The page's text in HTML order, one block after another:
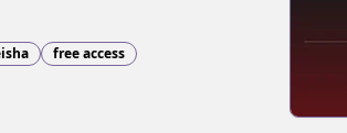
free access